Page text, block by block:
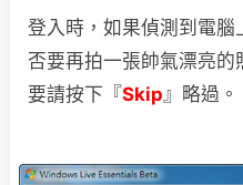
登入時，如果偵測到電
否要再拍一張帥氣漂亮
要請按下『Skip』略過。